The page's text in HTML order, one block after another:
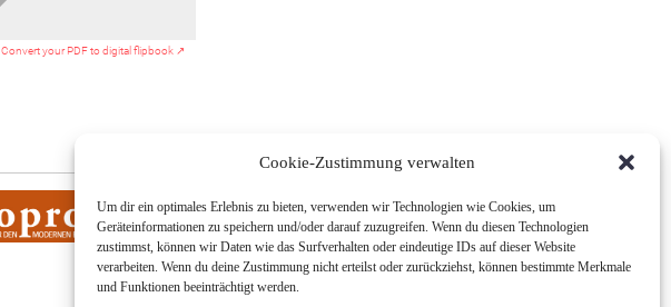
Cookie-Zustimmung verwalten
Um dir ein optimales Erlebnis zu bieten, verwenden wir Technologien wie Cookies, um
Geräteinformationen zu speichern und/oder darauf zuzugreifen. Wenn du diesen Technologien
zustimmst, können wir Daten wie das Surfverhalten oder eindeutige IDs auf dieser Website
verarbeiten. Wenn du deine Zustimmung nicht erteilst oder zurückziehst, können bestimmte Merkmale
und Funktionen beeinträchtigt werden.
Convert your PDF to digital flipbook ↗